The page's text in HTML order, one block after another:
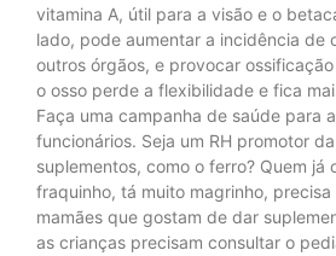
vitamina A, útil para a visão e o
lado, pode aumentar a incidência de
outros órgãos, e provocar
o osso perde a flexibilidade e fica
Faça uma campanha de saúde para
funcionários. Seja um RH promotor
suplementos, como o ferro? Quem já
fraquinho, tá muito magrinho, precisa
mamães que gostam de dar
as crianças precisam consultar o